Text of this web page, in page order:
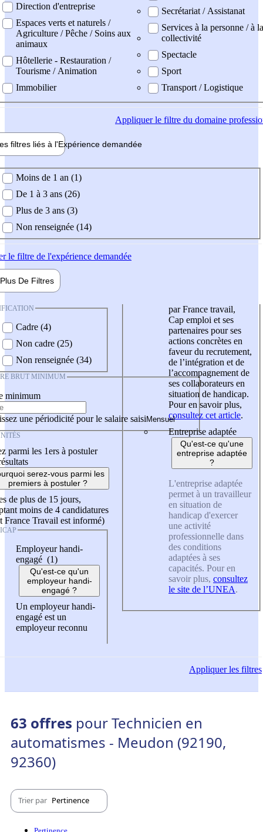
Direction d'entreprise
Espaces verts et naturels /
Agriculture / Pêche / Soins aux
animaux
Hôtellerie - Restauration /
Tourisme / Animation
Immobilier
Secrétariat / Assistanat
Services à la personne / à la
collectivité
Spectacle
Sport
Transport / Logistique
Appliquerle filtre du domaine
filtres liés à l'Expérience demandée
demandée
Moins de 1 an (1)
De 1 à 3 ans (26)
Plus de 3 ans (3)
Non renseignée (14)
le filtre de l'expérience demandée
Plus De Filtres
Cadre (4)
Non cadre (25)
Non renseignée (34)
BRUT MINIMUM
minimum
une périodicité pour le salaire saisi
parmi les 1ers à postuler
serez-vous parmi les
premiers à postuler ?
de plus de 15 jours,
moins de 4 candidatures
France Travail est informé)
Employeur handi-
engagé (1)
Qu'est-ce qu'un
employeur handi-
engagé ?
Un employeur handi-
engagé est un
employeur reconnu
par France travail,
Cap emploi et ses
partenaires pour ses
actions concrètes en
faveur du recrutement,
de l’intégration et de
l’accompagnement de
ses collaborateurs en
situation de handicap.
Pour en savoir plus,
consultez cet article.
Entreprise adaptée
Qu'est-ce qu'une
entreprise adaptée
?
L'entreprise adaptée
permet à un travailleur
en situation de
handicap d'exercer
une activité
professionnelle dans
des conditions
adaptées à ses
capacités. Pour en
savoir plus, consultez
le site de l’UNEA.
Appliquerles filtres
63 offres pour Technicien en
automatismes - Meudon (92190,
92360)
Trier par Pertinence